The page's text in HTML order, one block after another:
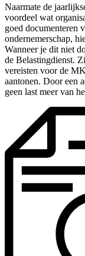
Naarmate de
voordeel wat
goed documenteren
ondernemerschap,
Wanneer je dit niet
de Belastingdienst.
vereisten voor de
aantonen. Door een
geen last meer van